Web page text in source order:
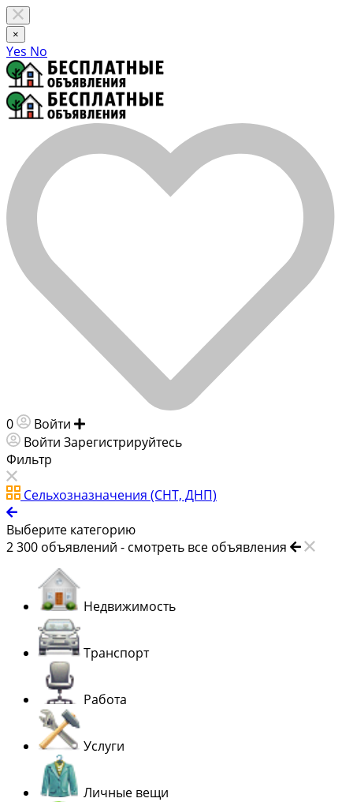
×
Yes No
0 Войти
Войти Зарегистрируйтесь
Фильтр
Сельхозназначения (СНТ, ДНП)
Выберите категорию
2 300 объявлений - смотреть все объявления
Недвижимость
Транспорт
Работа
Услуги
Личные вещи